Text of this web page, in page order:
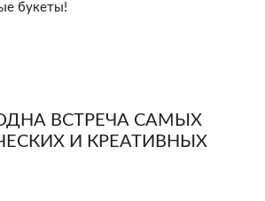
букеты!
ВСТРЕЧА САМЫХ
И КРЕАТИВНЫХ